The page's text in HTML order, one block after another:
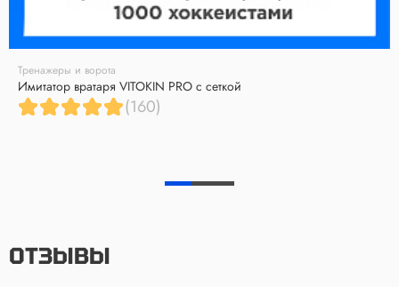
Тренажеры и ворота
Имитатор вратаря VITOKIN PRO с сеткой
(160)
ОТЗЫВЫ